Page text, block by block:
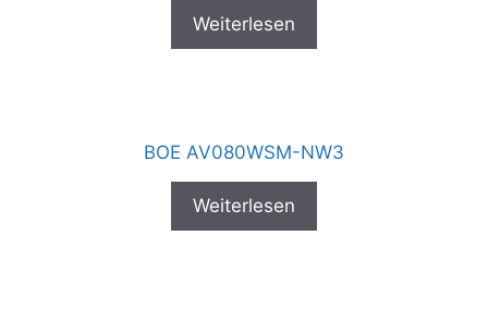
Weiterlesen
BOE AV080WSM-NW3
Weiterlesen